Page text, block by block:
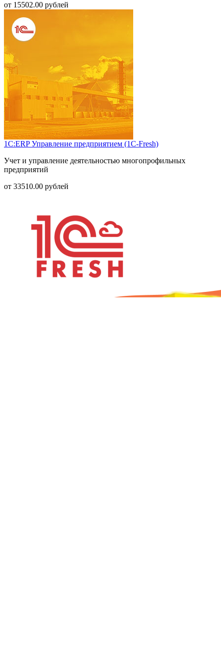
от 15502.00 рублей
1С:ERP Управление предприятием (1С-Fresh)
Учет и управление деятельностью многопрофильных
предприятий
от 33510.00 рублей